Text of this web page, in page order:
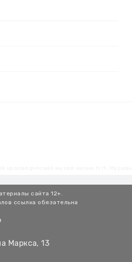
сайта 12+.
ссылка обязательна
Маркса, 13